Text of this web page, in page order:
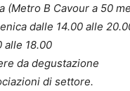
(Metro B Cavour a 50
dalle 14.00 alle
alle 18.00
da degustazione
di settore.